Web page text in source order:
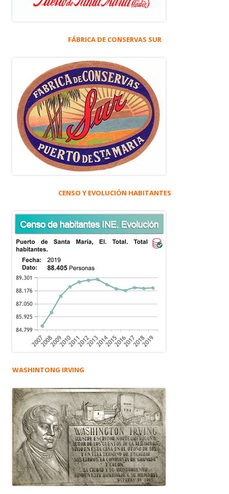
FÁBRICA DE CONSERVAS SUR
CENSO Y EVOLUCIÓN HABITANTES
WASHINTONG IRVING